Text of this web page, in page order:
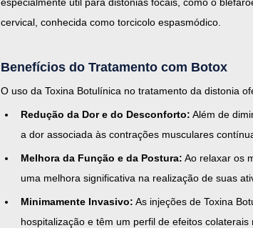
cervical, conhecida como torcicolo espasmódico.
Benefícios do Tratamento com Botox
O uso da Toxina Botulínica no tratamento da distonia
Redução da Dor e do Desconforto: Além de
a dor associada às contrações musculares
Melhora da Função e da Postura: Ao relaxar os
uma melhora significativa na realização de suas
Minimamente Invasivo: As injeções de Toxina
hospitalização e têm um perfil de efeitos colaterais